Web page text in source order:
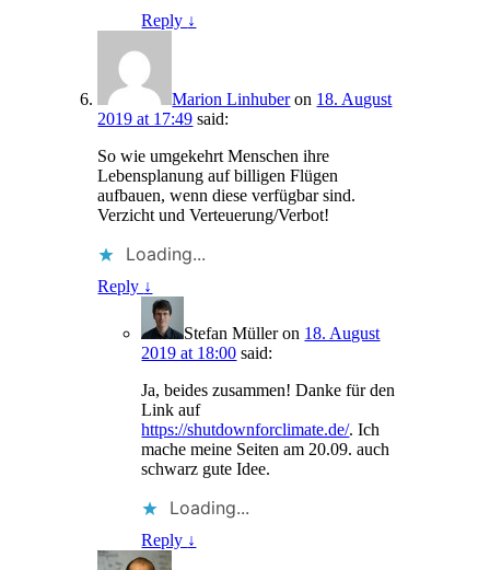
Reply ↓
Marion Linhuberon 18. August
2019 at 17:49 said:
So wie umgekehrt Menschen ihre
Lebensplanung auf billigen Flügen
aufbauen, wenn diese verfügbar sind.
Verzicht und Verteuerung/Verbot!
Loading...
Reply ↓
Stefan Mülleron 18. August
2019 at 18:00 said:
Ja, beides zusammen! Danke für den
Link auf
https://shutdownforclimate.de/. Ich
mache meine Seiten am 20.09. auch
schwarz gute Idee.
Loading...
Reply ↓